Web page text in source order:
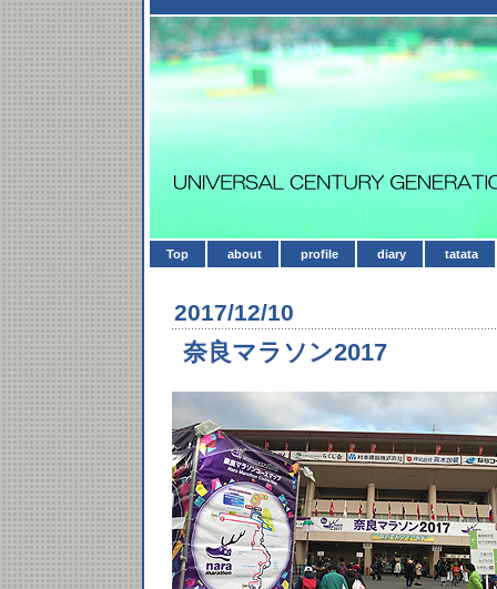
Top about profile diary tatata
2017/12/10
奈良マラソン2017